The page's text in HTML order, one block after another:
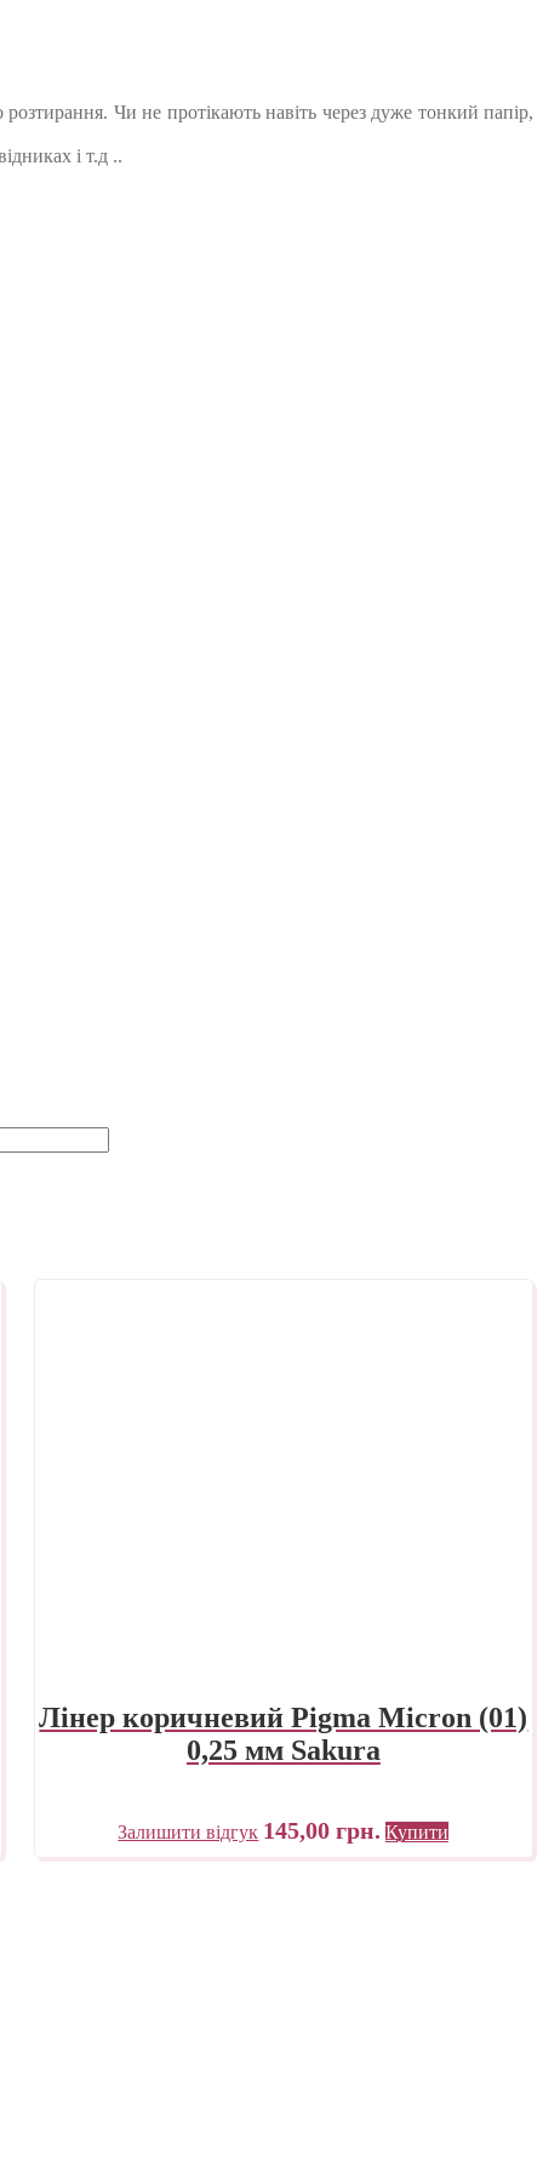
розтирання. Чи не протікають навіть через дуже тонкий папір,
і т.д ..
Лінер коричневий Pigma Micron (01)
0,25 мм Sakura
Залишити відгук 145,00грн. Купити